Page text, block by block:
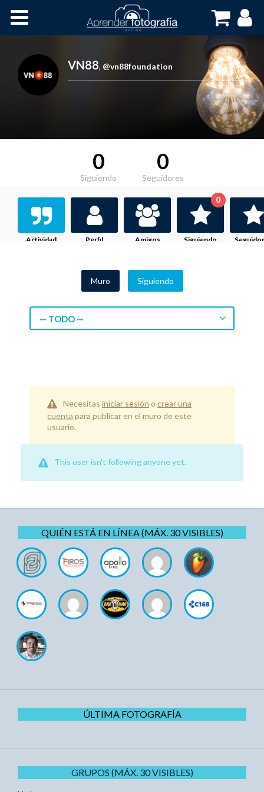
Cursos OnLine
VN88, @vn88foundation
0
Siguiendo
0
Seguidores
Actividad Perfil Amigos Siguiendo
0
Muro Siguiendo
— TODO —
Necesitas iniciar sesión o crear una
cuenta para publicar en el muro de este
usuario.
This user isn't following anyone yet.
QUIÉN ESTÁ EN LÍNEA (MÁX. 30 VISIBLES)
ÚLTIMA FOTOGRAFÍA
GRUPOS (MÁX. 30 VISIBLES)